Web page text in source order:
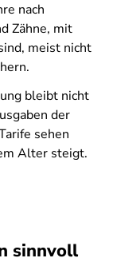
nach
Zähne, mit
meist nicht
bleibt nicht
der
sehen
Alter steigt.
sinnvoll